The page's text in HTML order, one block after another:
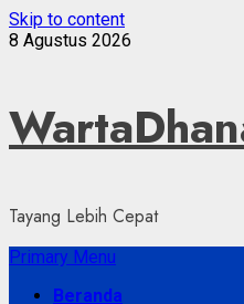
Skip to content
8 Agustus 2026
Tayang Lebih Cepat
Primary Menu
Beranda